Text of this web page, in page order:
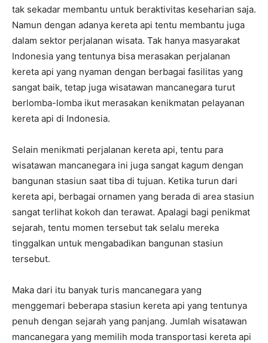
tak sekadar membantu untuk beraktivitas keseharian saja.
Namun dengan adanya kereta api tentu membantu juga
dalam sektor perjalanan wisata. Tak hanya masyarakat
Indonesia yang tentunya bisa merasakan perjalanan
kereta api yang nyaman dengan berbagai fasilitas yang
sangat baik, tetap juga wisatawan mancanegara turut
berlomba-lomba ikut merasakan kenikmatan pelayanan
kereta api di Indonesia.
Selain menikmati perjalanan kereta api, tentu para
wisatawan mancanegara ini juga sangat kagum dengan
bangunan stasiun saat tiba di tujuan. Ketika turun dari
kereta api, berbagai ornamen yang berada di area stasiun
sangat terlihat kokoh dan terawat. Apalagi bagi penikmat
sejarah, tentu momen tersebut tak selalu mereka
tinggalkan untuk mengabadikan bangunan stasiun
tersebut.
Maka dari itu banyak turis mancanegara yang
menggemari beberapa stasiun kereta api yang tentunya
penuh dengan sejarah yang panjang. Jumlah wisatawan
mancanegara yang memilih moda transportasi kereta api